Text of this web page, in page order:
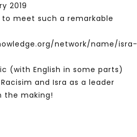
2019
meet such a remarkable
network/name/isra-
(with English in some parts)
and Isra as a leader
the making!